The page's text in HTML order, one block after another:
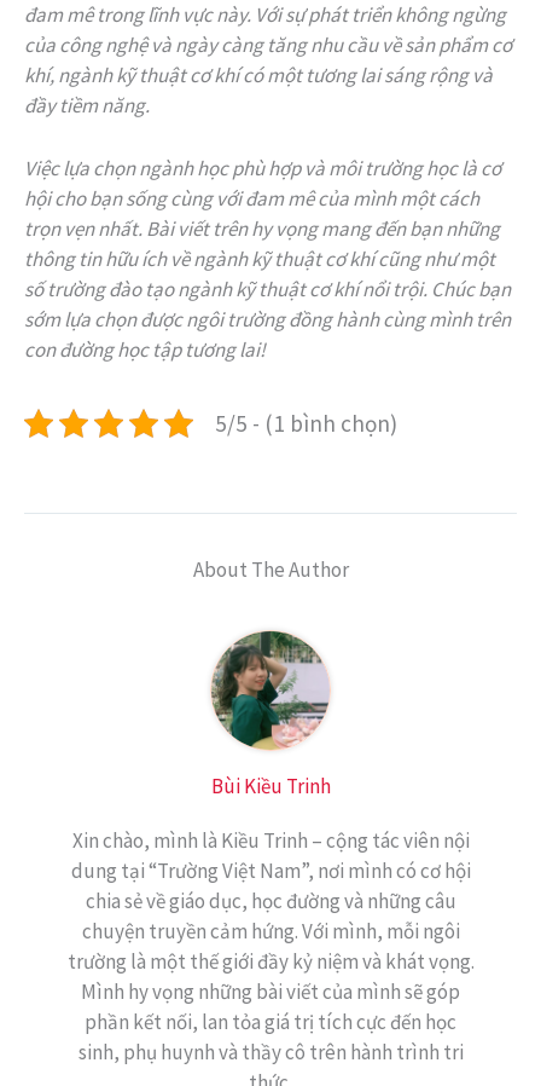
đam mê trong lĩnh vực này. Với sự phát triển không ngừng
của công nghệ và ngày càng tăng nhu cầu về sản phẩm cơ
khí, ngành kỹ thuật cơ khí có một tương lai sáng rộng và
đầy tiềm năng.
Việc lựa chọn ngành học phù hợp và môi trường học là cơ
hội cho bạn sống cùng với đam mê của mình một cách
trọn vẹn nhất. Bài viết trên hy vọng mang đến bạn những
thông tin hữu ích về ngành kỹ thuật cơ khí cũng như một
số trường đào tạo ngành kỹ thuật cơ khí nổi trội. Chúc bạn
sớm lựa chọn được ngôi trường đồng hành cùng mình trên
con đường học tập tương lai!
5/5 - (1 bình chọn)
About The Author
Bùi Kiều Trinh
Xin chào, mình là Kiều Trinh – cộng tác viên nội
dung tại “Trường Việt Nam”, nơi mình có cơ hội
chia sẻ về giáo dục, học đường và những câu
chuyện truyền cảm hứng. Với mình, mỗi ngôi
trường là một thế giới đầy kỷ niệm và khát vọng.
Mình hy vọng những bài viết của mình sẽ góp
phần kết nối, lan tỏa giá trị tích cực đến học
sinh, phụ huynh và thầy cô trên hành trình tri